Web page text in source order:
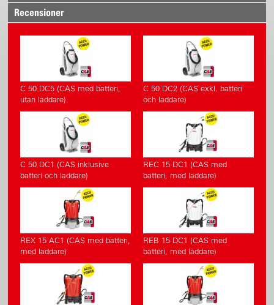
Recensioner
C 50 DC5 (CAS med batteri,
utan laddare)
C 50 DC2 (CAS exkl. batteri
och laddare)
C 50 DC1 (CAS inklusive
batteri och laddare)
REC 15 DC1 (CAS med
batteri, med laddare)
REX 15 AC1 (CAS med batteri,
med laddare)
REB 15 DC1 (CAS med
batteri, med laddare)